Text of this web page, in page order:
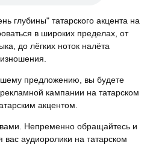
глубины" татарского акцента на
в широких пределах, от
до лёгких ноток налёта
предложению, вы будете
кампании на татарском
акцентом.
Непременно обращайтесь и
аудиоролики на татарском